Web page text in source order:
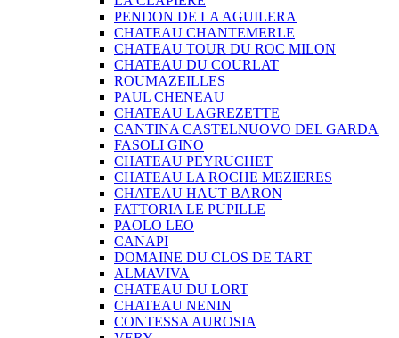
PENDON DE LA AGUILERA
CHATEAU CHANTEMERLE
CHATEAU TOUR DU ROC MILON
CHATEAU DU COURLAT
ROUMAZEILLES
PAUL CHENEAU
CHATEAU LAGREZETTE
CANTINA CASTELNUOVO DEL GARDA
FASOLI GINO
CHATEAU PEYRUCHET
CHATEAU LA ROCHE MEZIERES
CHATEAU HAUT BARON
FATTORIA LE PUPILLE
PAOLO LEO
CANAPI
DOMAINE DU CLOS DE TART
ALMAVIVA
CHATEAU DU LORT
CHATEAU NENIN
CONTESSA AUROSIA